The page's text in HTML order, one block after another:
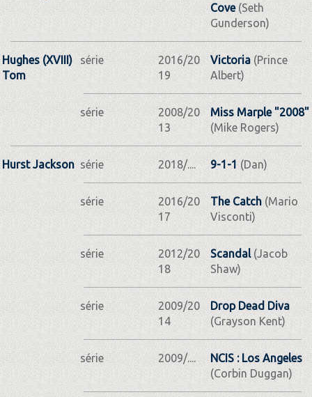
Cove(Seth
Gunderson)
Hughes (XVIII)
Tom
série
2016/20
19
Victoria(Prince
Albert)
série
2008/20
13
Miss Marple "2008"
(Mike Rogers)
Hurst Jackson série 2018/.... 9-1-1(Dan)
série
2016/20
17
The Catch(Mario
Visconti)
série
2012/20
18
Scandal(Jacob
Shaw)
série
2009/20
14
Drop Dead Diva
(Grayson Kent)
série 2009/....
NCIS : Los Angeles
(Corbin Duggan)